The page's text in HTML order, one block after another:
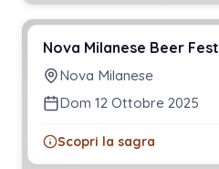
Nova Milanese Beer Fest
Nova Milanese
Dom 12 Ottobre 2025
Scopri la sagra